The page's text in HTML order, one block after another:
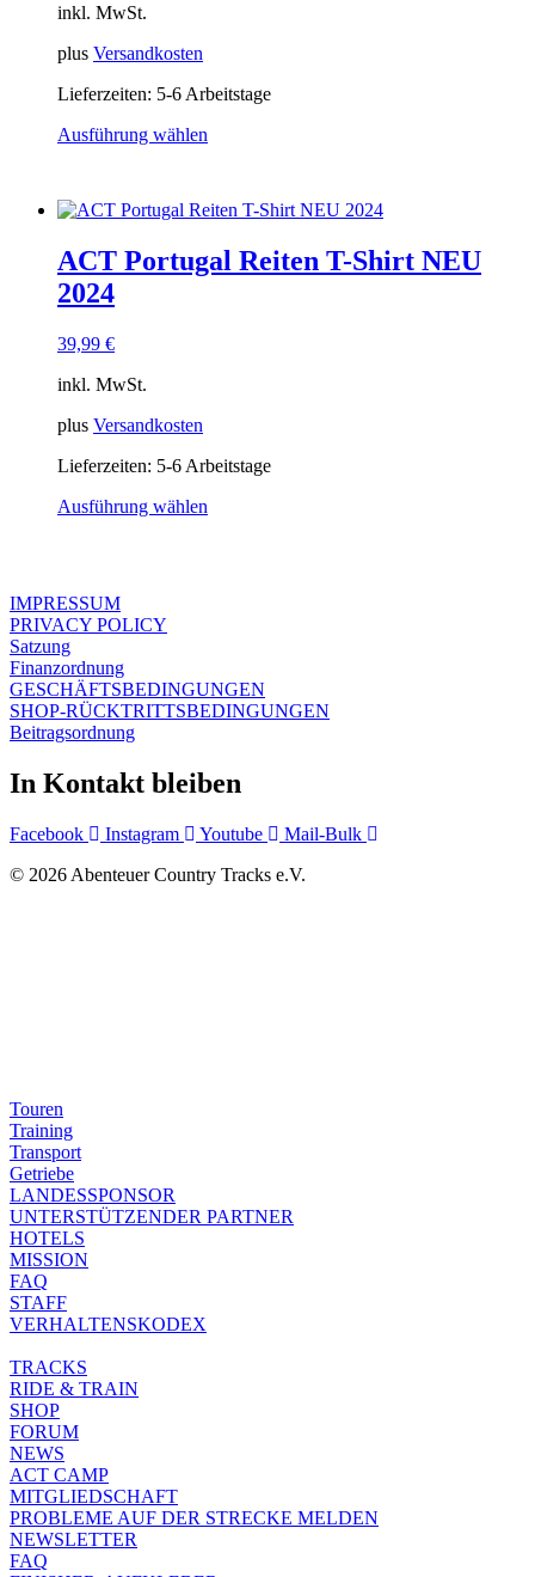
Produktseite
werden
inkl. MwSt.
plus Versandkosten
Lieferzeiten: 5-6 Arbeitstage
Ausführung wählen
weist
mehrere
auf.
Die
Optionen
auf
Produktseite
werden
ACT Portugal Reiten T-Shirt NEU
2024
39,99 €
inkl. MwSt.
plus Versandkosten
Lieferzeiten: 5-6 Arbeitstage
Ausführung wählen
Varianten
auf.
Die
Optionen
können
auf
der
gewählt
IMPRESSUM
PRIVACY POLICY
Satzung
Finanzordnung
GESCHÄFTSBEDINGUNGEN
SHOP-RÜCKTRITTSBEDINGUNGEN
Beitragsordnung
In Kontakt bleiben
Facebook Instagram Youtube
Mail-Bulk
© 2026 Abenteuer Country Tracks e.V.
Touren
Training
Transport
Getriebe
LANDESSPONSOR
UNTERSTÜTZENDER PARTNER
HOTELS
MISSION
FAQ
STAFF
VERHALTENSKODEX
TRACKS
RIDE & TRAIN
SHOP
FORUM
NEWS
ACT CAMP
MITGLIEDSCHAFT
PROBLEME AUF DER STRECKE MELDEN
NEWSLETTER
FAQ